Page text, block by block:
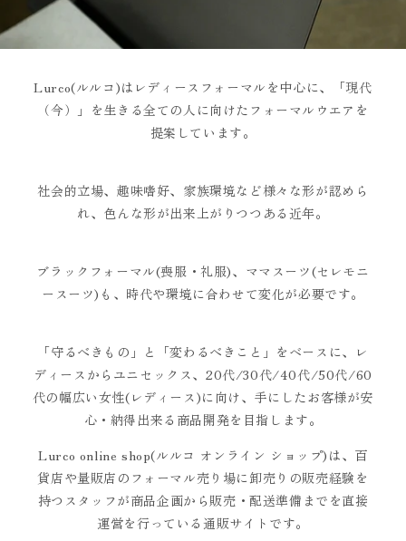
Lurco(ルルコ)はレディースフォーマルを中心に、「現代
（今）」を生きる全ての人に向けたフォーマルウエアを
提案しています。
社会的立場、趣味嗜好、家族環境など様々な形が認めら
れ、色んな形が出来上がりつつある近年。
ブラックフォーマル(喪服・礼服)、ママスーツ(セレモニ
ースーツ)も、時代や環境に合わせて変化が必要です。
「守るべきもの」と「変わるべきこと」をベースに、レ
ディースからユニセックス、20代/30代/40代/50代/60
代の幅広い女性(レディース)に向け、手にしたお客様が安
心・納得出来る商品開発を目指します。
Lurco online shop(ルルコ オンライン ショップ)は、百
貨店や量販店のフォーマル売り場に卸売りの販売経験を
持つスタッフが商品企画から販売・配送準備までを直接
運営を行っている通販サイトです。